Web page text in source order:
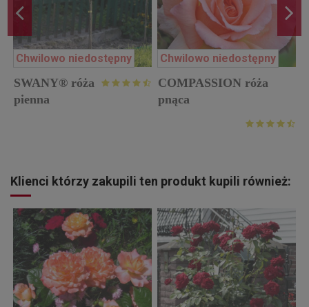
Chwilowo niedostępny
SWANY® róża
pienna
Chwilowo niedostępny
COMPASSION róża
pnąca
Klienci którzy zakupili ten produkt kupili również: